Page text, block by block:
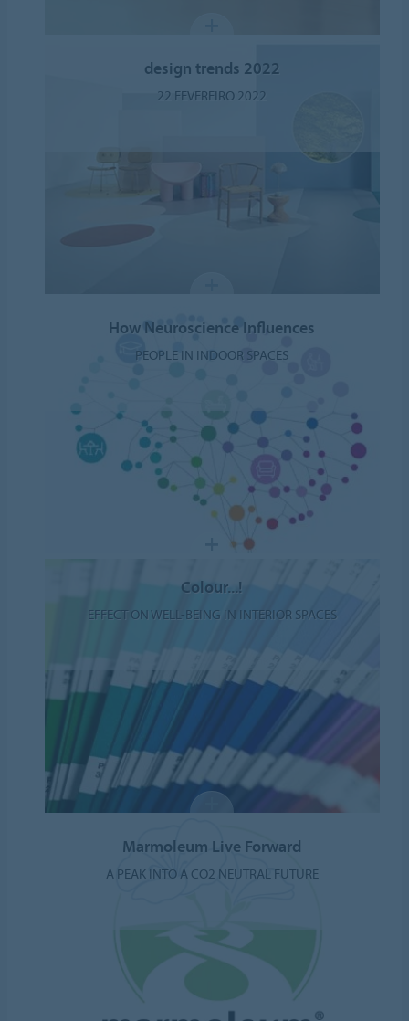
design trends 2022
22 FEVEREIRO 2022
How Neuroscience Influences
PEOPLE IN INDOOR SPACES
Colour...!
EFFECT ON WELL-BEING IN INTERIOR SPACES
Marmoleum Live Forward
A PEAK INTO A CO2 NEUTRAL FUTURE